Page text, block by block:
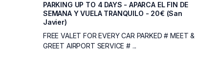
PARKING UP TO 4 DAYS - APARCA EL FIN DE
SEMANA Y VUELA TRANQUILO - 20€ (San
Javier)
FREE VALET FOR EVERY CAR PARKED # MEET &
GREET AIRPORT SERVICE # ...